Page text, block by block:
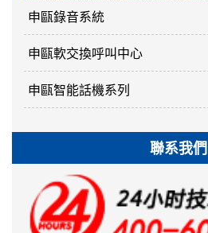
申甌錄音系統
申甌軟交換呼叫中心
申甌智能話機系列
聯系我們